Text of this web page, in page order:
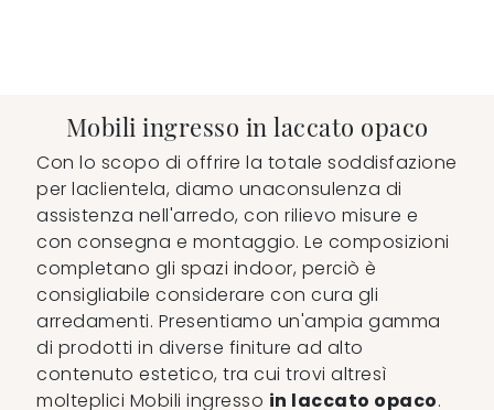
Mobili ingresso in laccato opaco
Con lo scopo di offrire la totale soddisfazione
per laclientela, diamo unaconsulenza di
assistenza nell'arredo, con rilievo misure e
con consegna e montaggio. Le composizioni
completano gli spazi indoor, perciò è
consigliabile considerare con cura gli
arredamenti. Presentiamo un'ampia gamma
di prodotti in diverse finiture ad alto
contenuto estetico, tra cui trovi altresì
molteplici Mobili ingresso in laccato opaco.